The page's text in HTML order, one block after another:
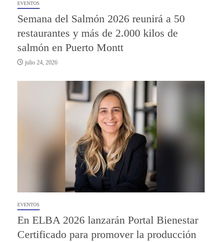
EVENTOS
Semana del Salmón 2026 reunirá a 50
restaurantes y más de 2.000 kilos de
salmón en Puerto Montt
julio 24, 2026
EVENTOS
En ELBA 2026 lanzarán Portal Bienestar
Certificado para promover la producción